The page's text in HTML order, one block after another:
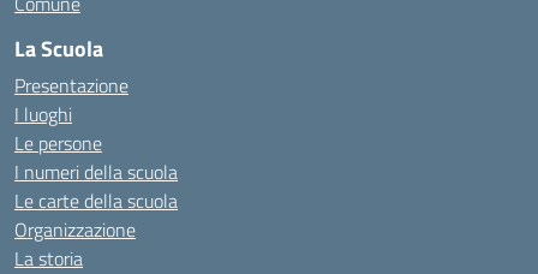
La Scuola
Presentazione
I luoghi
Le persone
I numeri della scuola
Le carte della scuola
Organizzazione
La storia